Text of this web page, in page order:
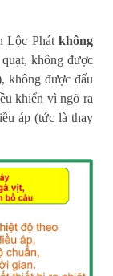
Lộc Phát không
không được
không được đấu
khiển vì ngõ ra
áp (tức là thay